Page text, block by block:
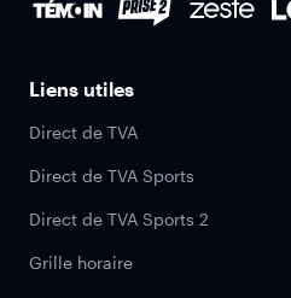
Liens utiles
Direct de TVA
Direct de TVA Sports
Direct de TVA Sports 2
Grille horaire